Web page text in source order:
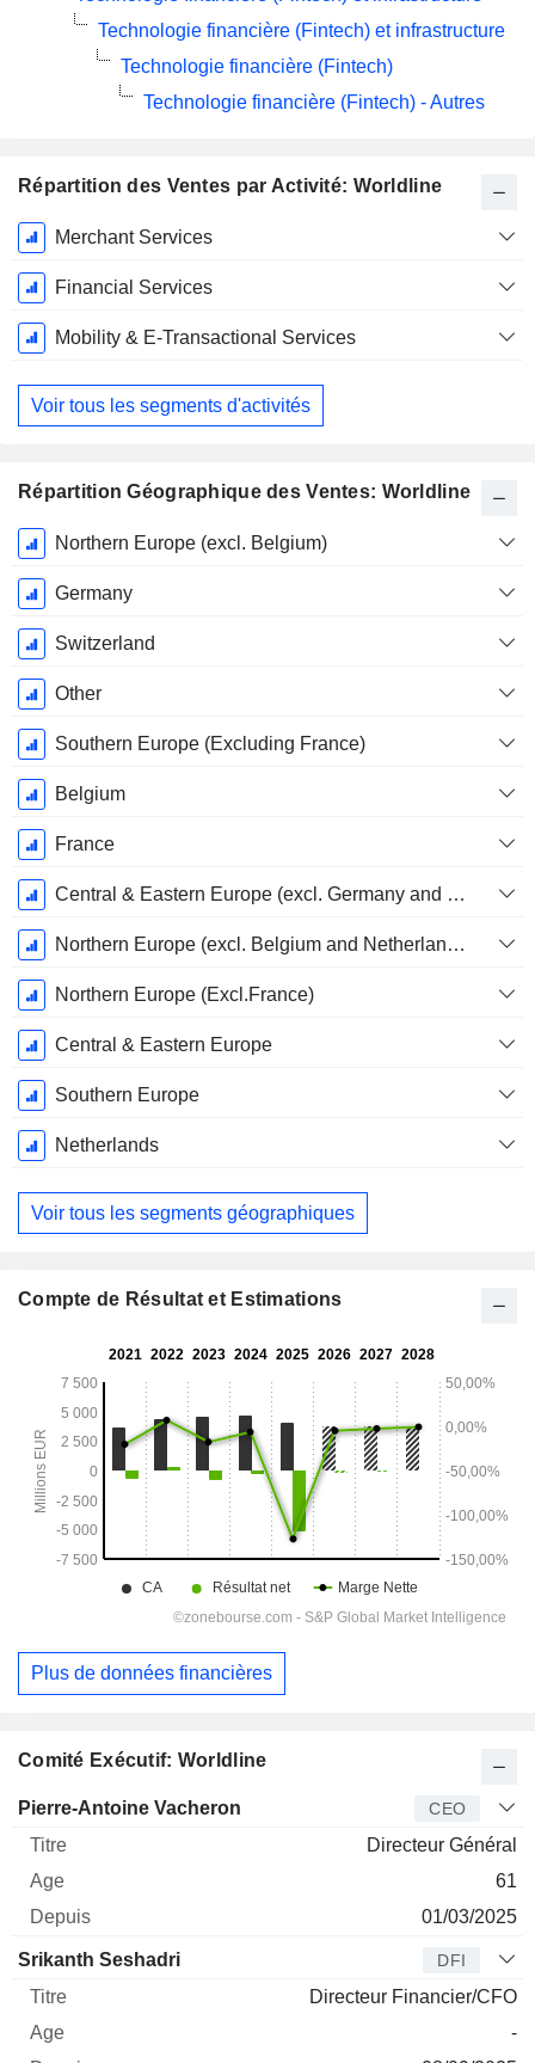
Répartition des Ventes par Activité: Worldline
Période
Fiscale:
Décembre
Merchant Services
Financial Services
Mobility & E-Transactional Services
Voir tous les segments d'activités
Répartition Géographique des Ventes: Worldline
Période
Fiscale:
Décembre
Northern Europe (excl. Belgium)
Germany
Switzerland
Other
Southern Europe (Excluding France)
Belgium
France
Central & Eastern Europe (excl. Germany and Switzerland)
Northern Europe (excl. Belgium and Netherlands)
Northern Europe (Excl.France)
Central & Eastern Europe
Southern Europe
Netherlands
Voir tous les segments géographiques
Comité Exécutif: Worldline
Dirigeant Titre Age Depuis
Pierre-Antoine Vacheron CEO
Directeur Général
61
01/03/2025
Srikanth Seshadri DFI
Directeur Financier/CFO
-
Technologie financière (Fintech) et infrastructure
Technologie financière (Fintech)
Technologie financière (Fintech) - Autres
Compte de Résultat et Estimations
Plus de données financières